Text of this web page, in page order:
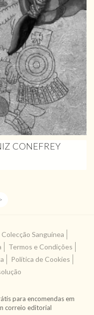
CONEFREY
>
Colecção Sanguínea
Termos e Condições
Política de Cookies
para encomendas em
correio editorial